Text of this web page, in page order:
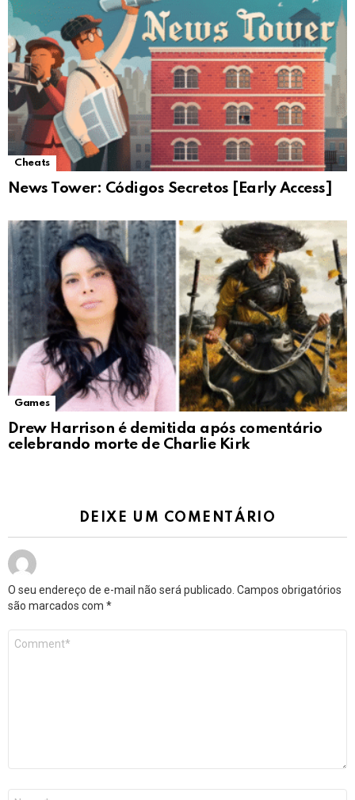
Cheats
News Tower: Códigos Secretos [Early Access]
Games
Drew Harrison é demitida após comentário
celebrando morte de Charlie Kirk
DEIXE UM COMENTÁRIO
O seu endereço de e-mail não será publicado. Campos obrigatórios
são marcados com *